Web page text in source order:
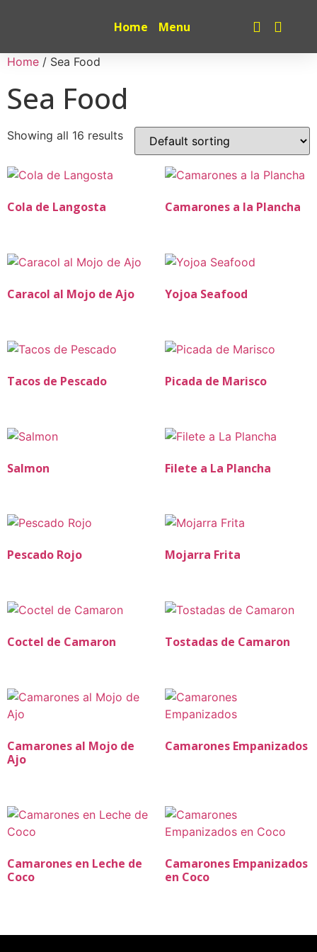
Home Menu
Home / Sea Food
Sea Food
Showing all 16 results
Cola de Langosta Camarones a la Plancha
Caracol al Mojo de Ajo Yojoa Seafood
Tacos de Pescado Picada de Marisco
Salmon Filete a La Plancha
Pescado Rojo Mojarra Frita
Coctel de Camaron Tostadas de Camaron
Camarones al Mojo de
Ajo
Camarones Empanizados
Camarones en Leche de
Coco
Camarones Empanizados
en Coco